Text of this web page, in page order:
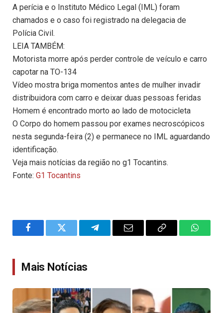
A perícia e o Instituto Médico Legal (IML) foram
chamados e o caso foi registrado na delegacia de
Polícia Civil.
LEIA TAMBÉM:
Motorista morre após perder controle de veículo e carro
capotar na TO-134
Vídeo mostra briga momentos antes de mulher invadir
distribuidora com carro e deixar duas pessoas feridas
Homem é encontrado morto ao lado de motocicleta
O Corpo do homem passou por exames necroscópicos
nesta segunda-feira (2) e permanece no IML aguardando
identificação.
Veja mais notícias da região no g1 Tocantins.
Fonte: G1 Tocantins
FacebookTwitter TelegramEmail
Copy
Mais Notícias